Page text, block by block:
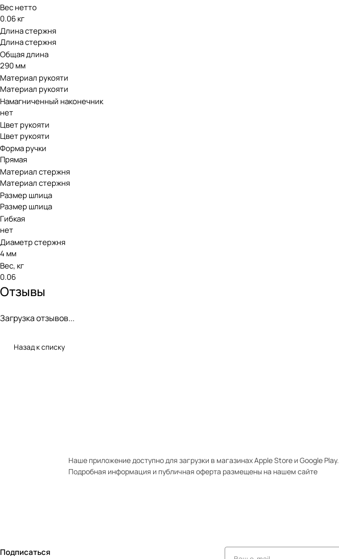
Вес нетто
0.06 кг
Длина стержня
Длина стержня
Общая длина
290 мм
Материал рукояти
Материал рукояти
Намагниченный наконечник
нет
Цвет рукояти
Цвет рукояти
Форма ручки
Прямая
Материал стержня
Материал стержня
Размер шлица
Размер шлица
Гибкая
нет
Диаметр стержня
4 мм
Вес, кг
0.06
Отзывы
Загрузка отзывов...
Назад к списку
Наше приложение доступно для загрузки в магазинах Apple Store и Google Play.
Подробная информация и публичная оферта размещены на нашем сайте
Подписаться